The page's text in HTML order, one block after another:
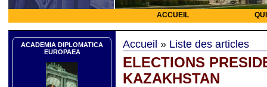
ACCUEIL
ACADEMIA DIPLOMATICA
EUROPAEA
Accueil » Liste des articles
ELECTIONS
KAZAKHSTAN